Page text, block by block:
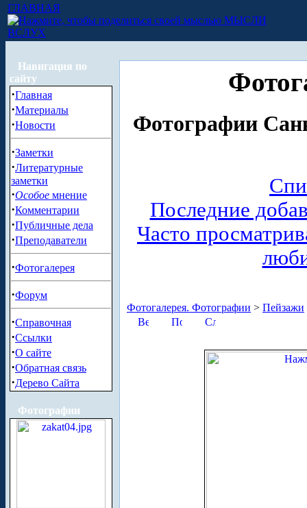
ГЛАВНАЯ
МЫСЛИ
ВСЛУХ
Навигация по
сайту
·Главная
·Материалы
·Новости
·Заметки
·Литературные
заметки
·Особое мнение
·Комментарии
·Публичные дела
·Преподаватели
·Фотогалерея
·Форум
·Справочная
·Ссылки
·О сайте
·Обратная связь
·Дерево Сайта
Фотографии
Фотографии
Последние
Часто
Фотогалерея. Фотографии > Пейзажи